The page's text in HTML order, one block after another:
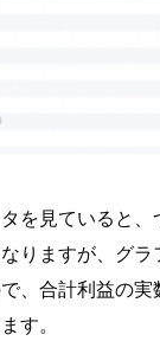
を見ていると
りますが、グ
、合計利益の
す。